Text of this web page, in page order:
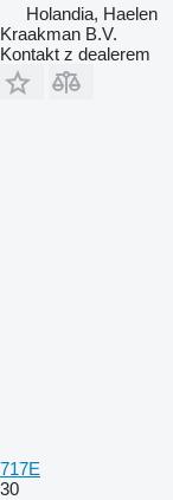
Holandia, Haelen
Kraakman B.V.
Kontakt z dealerem
717E
30